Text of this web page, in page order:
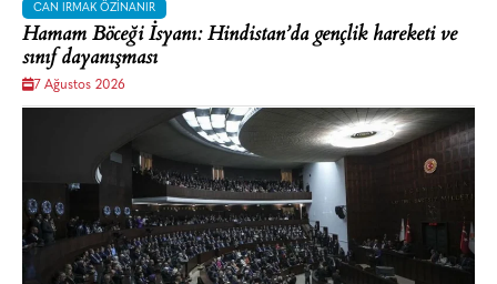
CAN IRMAK ÖZINANIR
Hamam Böceği İsyanı: Hindistan’da gençlik hareketi ve
sınıf dayanışması
7 Ağustos 2026